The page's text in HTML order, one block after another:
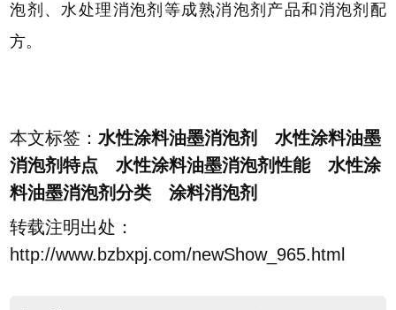
泡剂、水处理消泡剂等成熟消泡剂产品和消泡剂配
方。
本文标签：水性涂料油墨消泡剂 水性涂料油墨
消泡剂特点 水性涂料油墨消泡剂性能 水性涂
料油墨消泡剂分类 涂料消泡剂
转载注明出处：
http://www.bzbxpj.com/newShow_965.html